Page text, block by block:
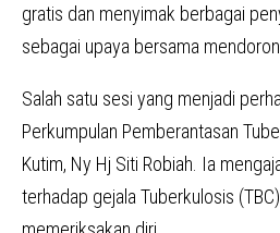
gratis dan menyimak berbagai
sebagai upaya bersama
Salah satu sesi yang menjadi
Perkumpulan Pemberantasan
Kutim, Ny Hj Siti Robiah. Ia
terhadap gejala Tuberkulosis